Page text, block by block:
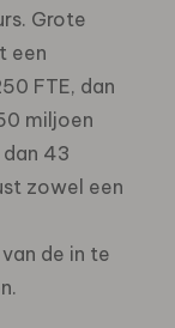
Grote
een
FTE, dan
miljoen
43
zowel een
de in te